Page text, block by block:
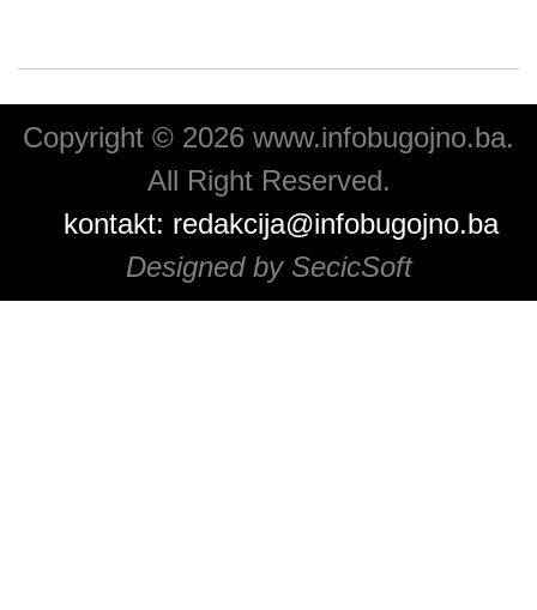
Copyright © 2026 www.infobugojno.ba.
All Right Reserved.
kontakt: redakcija@infobugojno.ba
Designed by SecicSoft